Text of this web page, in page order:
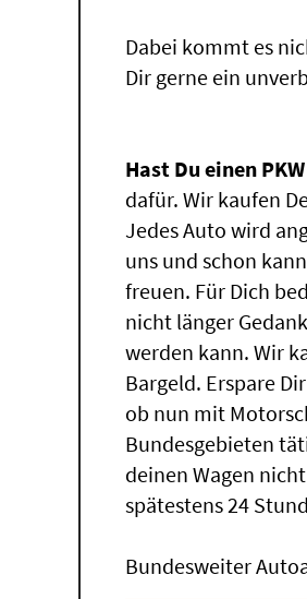
Dabei kommt es
Dir gerne ein
Hast Du einen
dafür. Wir kaufen
Jedes Auto wird
uns und schon
freuen. Für Dich
nicht länger
werden kann. Wir
Bargeld. Erspare
ob nun mit
Bundesgebieten
deinen Wagen
spätestens 24
Bundesweiter